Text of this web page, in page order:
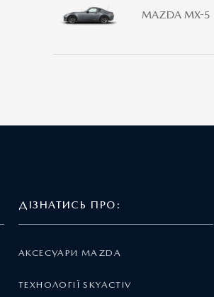
MAZDA MX-5
ДІЗНАТИСЬ ПРО:
АКСЕСУАРИ MAZDA
ТЕХНОЛОГІЇ SKYACTIV